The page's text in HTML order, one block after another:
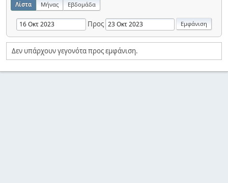
Λίστα Μήνας Εβδομάδα
Προς
Δεν υπάρχουν γεγονότα προς εμφάνιση.